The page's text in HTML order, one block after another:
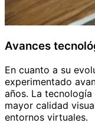
Avances
En cuanto a su
experimentado
años. La
mayor calidad
entornos virtuales.